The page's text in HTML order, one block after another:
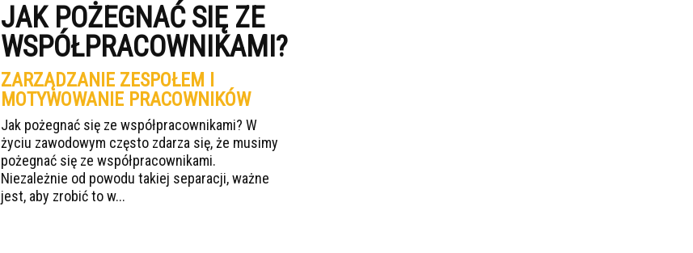
JAK POŻEGNAĆ SIĘ ZE
WSPÓŁPRACOWNIKAMI?
ZARZĄDZANIE ZESPOŁEM I
MOTYWOWANIE PRACOWNIKÓW
Jak pożegnać się ze współpracownikami? W
życiu zawodowym często zdarza się, że musimy
pożegnać się ze współpracownikami.
Niezależnie od powodu takiej separacji, ważne
jest, aby zrobić to w...